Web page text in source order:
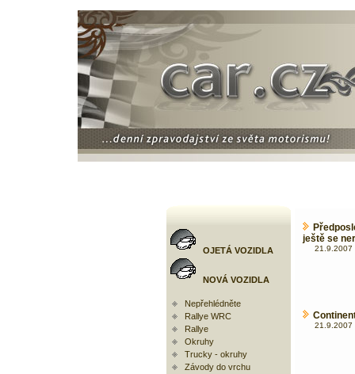
OJETÁ VOZIDLA
NOVÁ VOZIDLA
Nepřehlédněte
Rallye WRC
Rallye
Okruhy
Trucky - okruhy
Závody do vrchu
ještě se
21.9.2007
21.9.2007